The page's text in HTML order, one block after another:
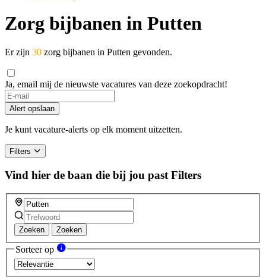
Zorg bijbanen in Putten
Er zijn 30 zorg bijbanen in Putten gevonden.
Ja, email mij de nieuwste vacatures van deze zoekopdracht!
Alert opslaan
Je kunt vacature-alerts op elk moment uitzetten.
Filters
Vind hier de baan die bij jou past Filters
Zoeken Zoeken
Sorteer op